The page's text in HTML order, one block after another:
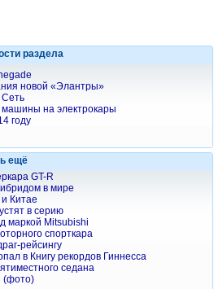
раздела
новой «Элантры»
Сеть
на электрокары
году
ещё
GT-R
в мире
и Китае
в серию
маркой Mitsubishi
спорткара
рейсингу
в Книгу рекордов Гиннесса
седана
(фото)